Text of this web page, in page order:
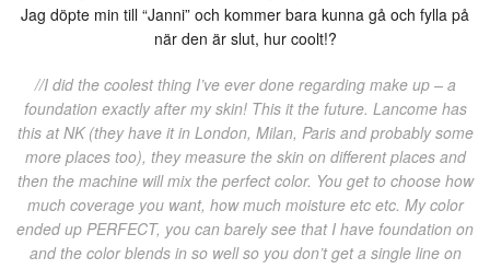
Jag döpte min till “Janni” och kommer bara kunna gå och fylla på
när den är slut, hur coolt!?
//I did the coolest thing I’ve ever done regarding make up – a
foundation exactly after my skin! This it the future. Lancome has
this at NK (they have it in London, Milan, Paris and probably some
more places too), they measure the skin on different places and
then the machine will mix the perfect color. You get to choose how
much coverage you want, how much moisture etc etc. My color
ended up PERFECT, you can barely see that I have foundation on
and the color blends in so well so you don’t get a single line on